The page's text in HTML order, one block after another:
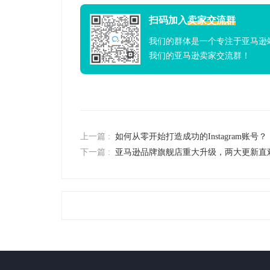
扫码加入卖家交流群
我们的群体是一个专注于亚马
我们的亚马逊卖家交流群！
上一篇 : 如何从零开始打造成功的Instagram账号？
下一篇 :
亚马逊品牌旗舰店重大升级，两大更新直